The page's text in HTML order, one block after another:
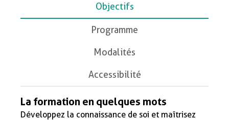
Objectifs
Programme
Modalités
Accessibilité
La formation en quelques mots
Développez la connaissance de soi et maîtrisez